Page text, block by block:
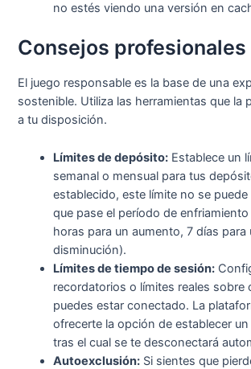
no estés viendo una versión en
Consejos profesionales
El juego responsable es la base de una
sostenible. Utiliza las herramientas que la
a tu disposición.
Límites de depósito: Establece un
semanal o mensual para tus
establecido, este límite no se
que pase el período de
horas para un aumento, 7 días para
disminución).
Límites de tiempo de sesión:
recordatorios o límites reales sobre
puedes estar conectado. La
ofrecerte la opción de establecer
tras el cual se te desconectará
Autoexclusión: Si sientes que